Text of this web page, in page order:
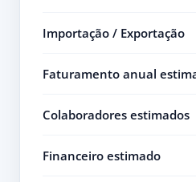
Importação / Exportação
Faturamento anual
Colaboradores estimados
Financeiro estimado